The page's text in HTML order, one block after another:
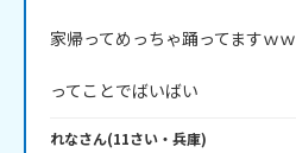
家帰ってめっちゃ踊ってますｗｗ
ってことでばいばい
れなさん(11さい・ 兵庫)